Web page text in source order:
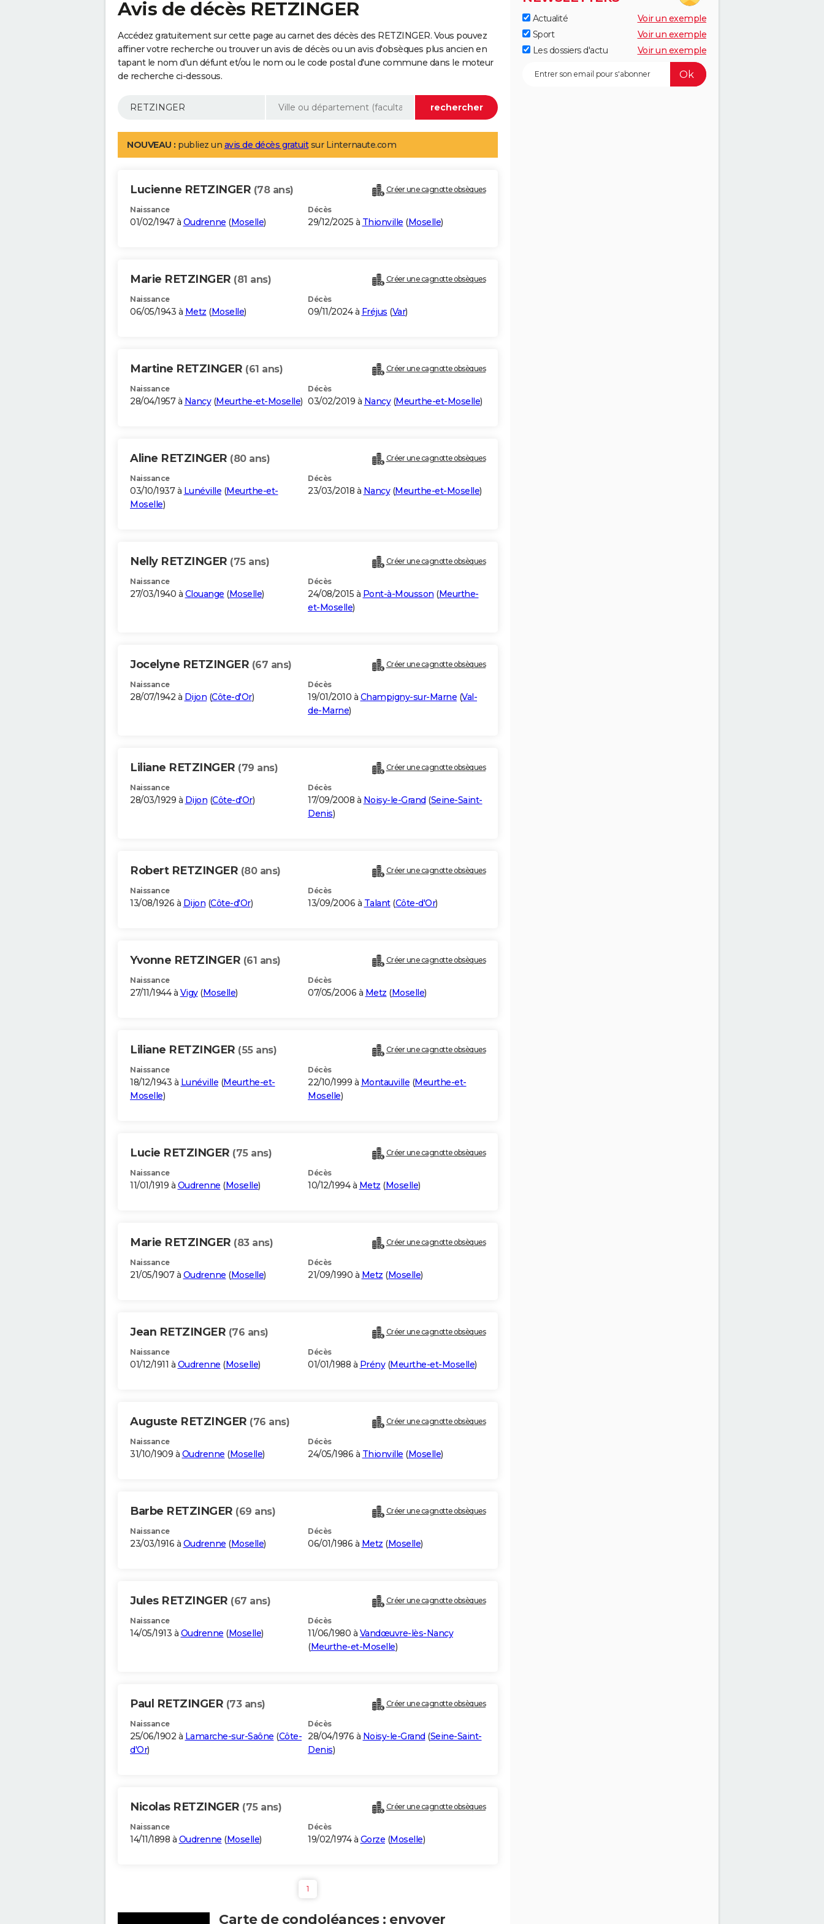
Avis de décès RETZINGER
Accédez gratuitement sur cette page au carnet des décès des RETZINGER. Vous pouvez
affiner votre recherche ou trouver un avis de décès ou un avis d'obsèques plus ancien en
tapant le nom d'un défunt et/ou le nom ou le code postal d'une commune dans le moteur
de recherche ci-dessous.
NOUVEAU : publiez un avis de décès gratuitsur Linternaute.com
Lucienne RETZINGER (78 ans) Créer une cagnotte obsèques
Naissance
01/02/1947 à Oudrenne (Moselle)
Décès
29/12/2025 à Thionville (Moselle)
Marie RETZINGER (81 ans) Créer une cagnotte obsèques
Naissance
06/05/1943 à Metz (Moselle)
Décès
09/11/2024 à Fréjus (Var)
Martine RETZINGER (61 ans) Créer une cagnotte obsèques
Naissance
28/04/1957 à Nancy(Meurthe-et-Moselle)
Décès
03/02/2019 à Nancy(Meurthe-et-Moselle)
Aline RETZINGER (80 ans) Créer une cagnotte obsèques
Naissance
03/10/1937 à Lunéville (Meurthe-et-
Moselle)
Décès
23/03/2018 à Nancy(Meurthe-et-Moselle)
Nelly RETZINGER (75 ans) Créer une cagnotte obsèques
Naissance
27/03/1940 à Clouange (Moselle)
Décès
24/08/2015 à Pont-à-Mousson (Meurthe-
et-Moselle)
Jocelyne RETZINGER (67 ans) Créer une cagnotte obsèques
Naissance
28/07/1942 à Dijon (Côte-d'Or)
Décès
19/01/2010 à Champigny-sur-Marne (Val-
de-Marne)
Liliane RETZINGER (79 ans) Créer une cagnotte obsèques
Naissance
28/03/1929 à Dijon (Côte-d'Or)
Décès
17/09/2008 à Noisy-le-Grand (Seine-Saint-
Denis)
Robert RETZINGER (80 ans) Créer une cagnotte obsèques
Naissance
13/08/1926 à Dijon (Côte-d'Or)
Décès
13/09/2006 à Talant(Côte-d'Or)
Yvonne RETZINGER (61 ans) Créer une cagnotte obsèques
Naissance
27/11/1944 à Vigy(Moselle)
Décès
07/05/2006 à Metz (Moselle)
Liliane RETZINGER (55 ans) Créer une cagnotte obsèques
Naissance
18/12/1943 à Lunéville (Meurthe-et-
Moselle)
Décès
22/10/1999 à Montauville (Meurthe-et-
Moselle)
Lucie RETZINGER (75 ans) Créer une cagnotte obsèques
Naissance
11/01/1919 à Oudrenne (Moselle)
Décès
10/12/1994 à Metz (Moselle)
Marie RETZINGER (83 ans) Créer une cagnotte obsèques
Naissance
21/05/1907 à Oudrenne (Moselle)
Décès
21/09/1990 à Metz (Moselle)
Jean RETZINGER (76 ans) Créer une cagnotte obsèques
Naissance
01/12/1911 à Oudrenne (Moselle)
Décès
01/01/1988 à Prény(Meurthe-et-Moselle)
Auguste RETZINGER (76 ans) Créer une cagnotte obsèques
Naissance
31/10/1909 à Oudrenne (Moselle)
Décès
24/05/1986 à Thionville (Moselle)
Barbe RETZINGER (69 ans) Créer une cagnotte obsèques
Naissance
23/03/1916 à Oudrenne (Moselle)
Décès
06/01/1986 à Metz (Moselle)
Jules RETZINGER (67 ans) Créer une cagnotte obsèques
Naissance
14/05/1913 à Oudrenne (Moselle)
Décès
11/06/1980 à Vandœuvre-lès-Nancy
(Meurthe-et-Moselle)
Paul RETZINGER (73 ans) Créer une cagnotte obsèques
Naissance
25/06/1902 à Lamarche-sur-Saône (Côte-
d'Or)
Décès
28/04/1976 à Noisy-le-Grand (Seine-Saint-
Denis)
Nicolas RETZINGER (75 ans) Créer une cagnotte obsèques
Naissance
14/11/1898 à Oudrenne (Moselle)
Décès
19/02/1974 à Gorze (Moselle)
1
Carte de condoléances : envoyer
Actualité
Voir un exemple
Sport
Voir un exemple
Les dossiers d'actu
Voir un exemple